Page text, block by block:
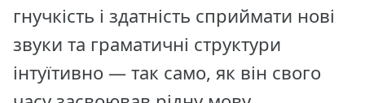
гнучкість і здатність сприймати нові
звуки та граматичні структури
інтуїтивно — так само, як він свого